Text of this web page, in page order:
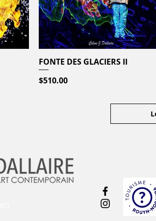
Quick View
FONTE DES GLACIERS II
Price
$510.00